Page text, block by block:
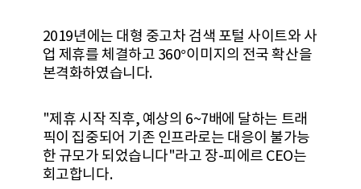
2019년에는 대형 중고차 검색 포털 사이트와 사
업 제휴를 체결하고 360°이미지의 전국 확산을
본격화하였습니다.
"제휴 시작 직후, 예상의 6~7배에 달하는 트래
픽이 집중되어 기존 인프라로는 대응이 불가능
한 규모가 되었습니다"라고 장-피에르 CEO는
회고합니다.